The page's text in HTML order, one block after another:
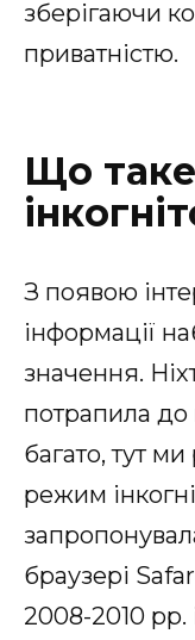
зберігаючи
приватністю.
Що
З появою
інформації
значення.
потрапила до
багато, тут
режим
браузері
2008-2010 рр.